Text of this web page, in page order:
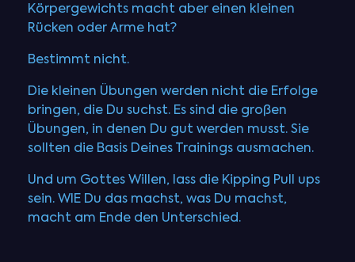
Körpergewichts macht aber einen kleinen
Rücken oder Arme hat?
Bestimmt nicht.
Die kleinen Übungen werden nicht die Erfolge
bringen, die Du suchst. Es sind die großen
Übungen, in denen Du gut werden musst. Sie
sollten die Basis Deines Trainings ausmachen.
Und um Gottes Willen, lass die Kipping Pull ups
sein. WIE Du das machst, was Du machst,
macht am Ende den Unterschied.